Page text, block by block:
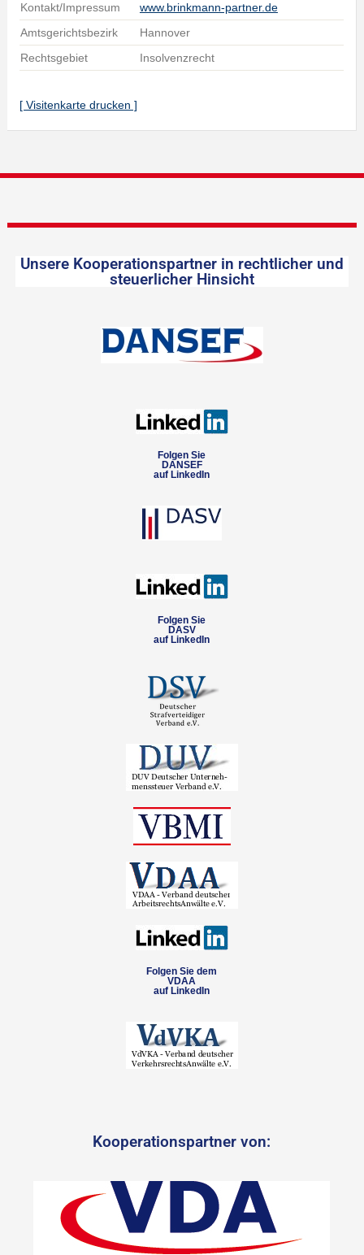
Kontakt/Impressum
www.brinkmann-partner.de
Amtsgerichtsbezirk
Hannover
Rechtsgebiet
Insolvenzrecht
[ Visitenkarte drucken ]
Unsere Kooperationspartner in rechtlicher und
steuerlicher Hinsicht
Folgen Sie
DANSEF
auf LinkedIn
Folgen Sie
DASV
auf LinkedIn
Folgen Sie dem
VDAA
auf LinkedIn
Kooperationspartner von: